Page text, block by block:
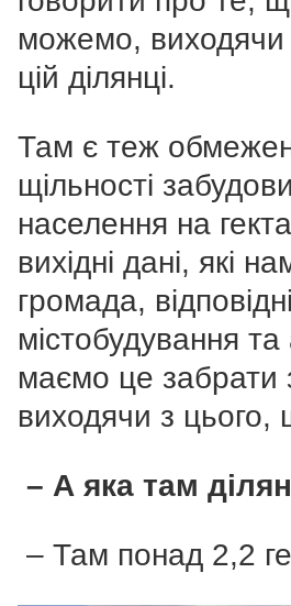
можемо, виходячи
цій ділянці.
Там є теж
щільності
населення на
вихідні дані, які
громада,
містобудування
маємо це забрати
виходячи з цього,
– А яка там
– Там понад 2,2